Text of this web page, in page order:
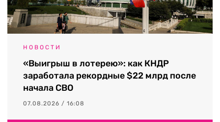
НОВОСТИ
«Выигрыш в лотерею»: как КНДР
заработала рекордные $22 млрд после
начала СВО
07.08.2026 / 16:08